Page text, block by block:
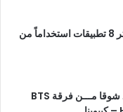
تحدث مع الكوريين | أكثر 8 تطبيقات استخداماً من
الكوريين يطالبون بطرد شوقا مـــن فرقة BTS